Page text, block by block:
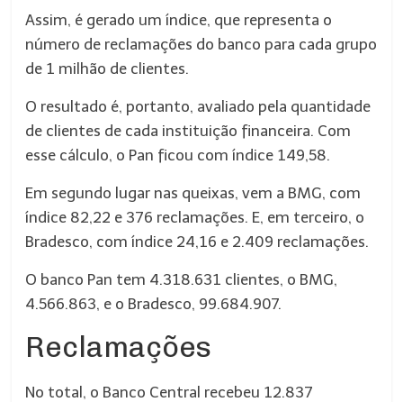
Assim, é gerado um índice, que representa o
número de reclamações do banco para cada grupo
de 1 milhão de clientes.
O resultado é, portanto, avaliado pela quantidade
de clientes de cada instituição financeira. Com
esse cálculo, o Pan ficou com índice 149,58.
Em segundo lugar nas queixas, vem a BMG, com
índice 82,22 e 376 reclamações. E, em terceiro, o
Bradesco, com índice 24,16 e 2.409 reclamações.
O banco Pan tem 4.318.631 clientes, o BMG,
4.566.863, e o Bradesco, 99.684.907.
Reclamações
No total, o Banco Central recebeu 12.837